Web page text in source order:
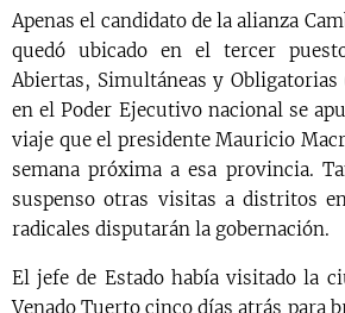
Apenas el candidato de la alianza
quedó ubicado en el tercer
Abiertas, Simultáneas y Obligatorias
en el Poder Ejecutivo nacional se
viaje que el presidente Mauricio
semana próxima a esa provincia.
suspenso otras visitas a distritos
radicales disputarán la gobernación.
El jefe de Estado había visitado la
Venado Tuerto cinco días atrás para